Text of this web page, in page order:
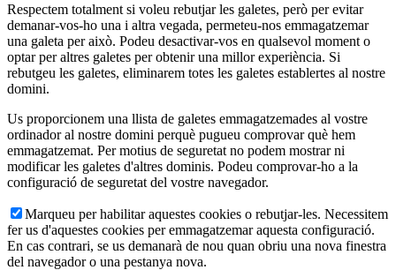
Respectem totalment si voleu rebutjar les galetes, però per evitar
demanar-vos-ho una i altra vegada, permeteu-nos emmagatzemar
una galeta per això. Podeu desactivar-vos en qualsevol moment o
optar per altres galetes per obtenir una millor experiència. Si
rebutgeu les galetes, eliminarem totes les galetes establertes al nostre
domini.
Us proporcionem una llista de galetes emmagatzemades al vostre
ordinador al nostre domini perquè pugueu comprovar què hem
emmagatzemat. Per motius de seguretat no podem mostrar ni
modificar les galetes d'altres dominis. Podeu comprovar-ho a la
configuració de seguretat del vostre navegador.
Marqueu per habilitar aquestes cookies o rebutjar-les. Necessitem
fer us d'aquestes cookies per emmagatzemar aquesta configuració.
En cas contrari, se us demanarà de nou quan obriu una nova finestra
del navegador o una pestanya nova.